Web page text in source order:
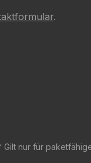
.
Gilt nur für